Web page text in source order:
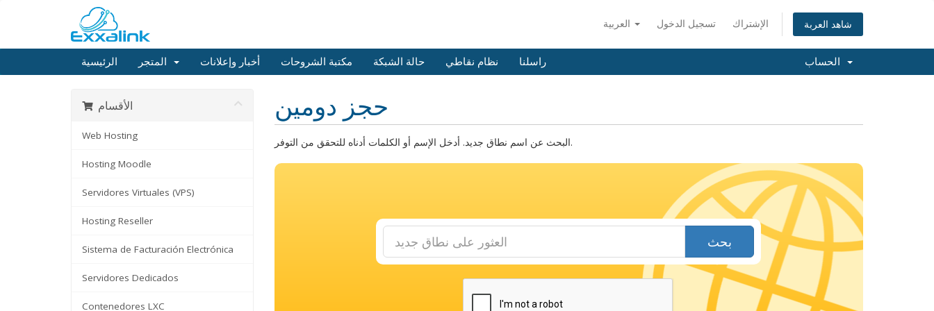
تسجيل الدخول الإشتراك شاهد العربة
الرئيسية أخبار وإعلانات مكتبة الشروحات حالة الشبكة نظام نقاطي راسلنا
الأقسام
Web Hosting
Hosting Moodle
Servidores Virtuales (VPS)
Hosting Reseller
Sistema de Facturación Electrónica
Servidores Dedicados
Contenedores LXC
حجز دومين
البحث عن اسم نطاق جديد. أدخل الإسم أو الكلمات أدناه للتحقق من التوفر.
بحث